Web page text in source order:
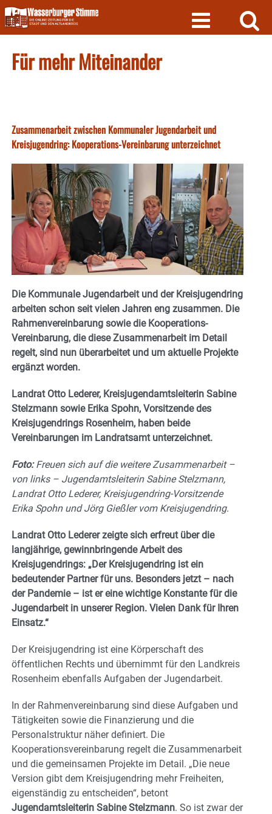
Skip
to
content
Für mehr Miteinander
Zusammenarbeit zwischen Kommunaler Jugendarbeit und
Kreisjugendring: Kooperations-Vereinbarung unterzeichnet
Die Kommunale Jugendarbeit und der Kreisjugendring
arbeiten schon seit vielen Jahren eng zusammen. Die
Rahmenvereinbarung sowie die Kooperations-
Vereinbarung, die diese Zusammenarbeit im Detail
regelt, sind nun überarbeitet und um aktuelle Projekte
ergänzt worden.
Landrat Otto Lederer, Kreisjugendamtsleiterin Sabine
Stelzmann sowie Erika Spohn, Vorsitzende des
Kreisjugendrings Rosenheim, haben beide
Vereinbarungen im Landratsamt unterzeichnet.
Foto:Freuen sich auf die weitere Zusammenarbeit –
von links – Jugendamtsleiterin Sabine Stelzmann,
Landrat Otto Lederer, Kreisjugendring-Vorsitzende
Erika Spohn und Jörg Gießler vom Kreisjugendring.
Landrat Otto Lederer zeigte sich erfreut über die
langjährige, gewinnbringende Arbeit des
Kreisjugendrings: „Der Kreisjugendring ist ein
bedeutender Partner für uns. Besonders jetzt – nach
der Pandemie – ist er eine wichtige Konstante für die
Jugendarbeit in unserer Region. Vielen Dank für Ihren
Einsatz.“
Der Kreisjugendring ist eine Körperschaft des
öffentlichen Rechts und übernimmt für den Landkreis
Rosenheim ebenfalls Aufgaben der Jugendarbeit.
In der Rahmenvereinbarung sind diese Aufgaben und
Tätigkeiten sowie die Finanzierung und die
Personalstruktur näher definiert. Die
Kooperationsvereinbarung regelt die Zusammenarbeit
und die gemeinsamen Projekte im Detail. „Die neue
Version gibt dem Kreisjugendring mehr Freiheiten,
eigenständig zu entscheiden“, betont
Jugendamtsleiterin Sabine Stelzmann. So ist zwar der